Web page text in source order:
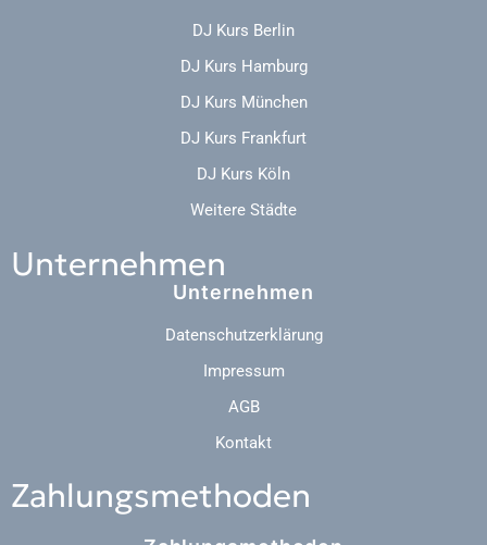
DJ Kurs Berlin
DJ Kurs Hamburg
DJ Kurs München
DJ Kurs Frankfurt
DJ Kurs Köln
Weitere Städte
Unternehmen
Unternehmen
Datenschutzerklärung
Impressum
AGB
Kontakt
Zahlungsmethoden